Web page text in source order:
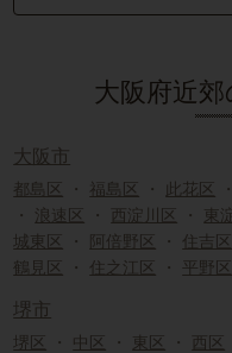
大阪府近
大阪市
都島区 ・ 福島区 ・ 此花区 ・
・ 浪速区 ・ 西淀川区 ・ 東
城東区
・ 阿倍野区 ・ 住吉区
鶴見区
・ 住之江区 ・ 平野区
堺市
堺区 ・ 中区 ・ 東区 ・ 西区